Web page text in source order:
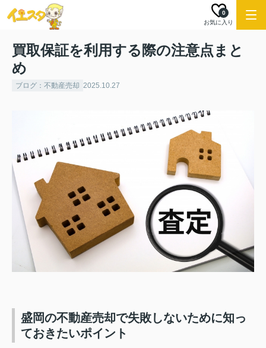
お気に入り
0
買取保証を利用する際の注意点まと
め
ブログ：不動産売却 2025.10.27
盛岡の不動産売却で失敗しないために知っ
ておきたいポイント